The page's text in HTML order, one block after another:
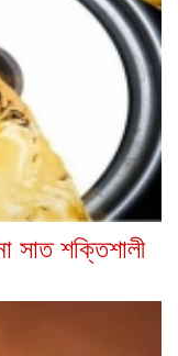
সাত শক্তিশালী